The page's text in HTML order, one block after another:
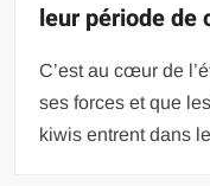
leur période de
C’est au cœur de
ses forces et que
kiwis entrent dans